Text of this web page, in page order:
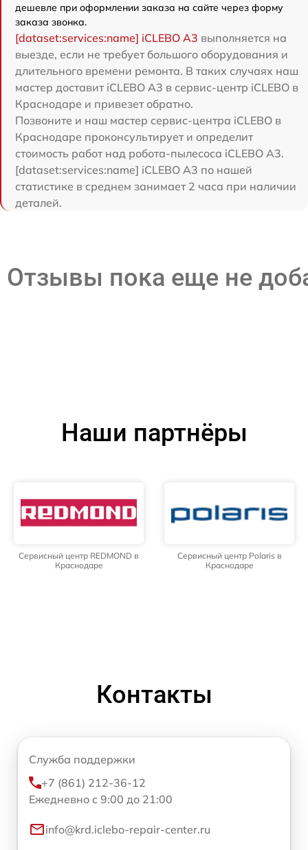
дешевле при оформлении заказа на сайте через форму
заказа звонка.
[dataset:services:name] iCLEBO A3 выполняется на
выезде, если не требует большого оборудования и
длительного времени ремонта. В таких случаях наш
мастер доставит iCLEBO A3 в сервис-центр iCLEBO в
Краснодаре и привезет обратно.
Позвоните и наш мастер сервис-центра iCLEBO в
Краснодаре проконсультирует и определит
стоимость работ над робота-пылесоса iCLEBO A3.
[dataset:services:name] iCLEBO A3 по нашей
статистике в среднем занимает 2 часа при наличии
деталей.
Отзывы пока еще не
Наши партнёры
Сервисный центр REDMOND в
Краснодаре
Сервисный центр Polaris в
Краснодаре
Контакты
Служба поддержки
+7 (861) 212-36-12
Ежедневно с 9:00 до 21:00
info@krd.iclebo-repair-center.ru